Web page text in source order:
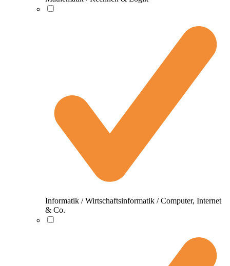
Informatik / Wirtschaftsinformatik / Computer, Internet
& Co.